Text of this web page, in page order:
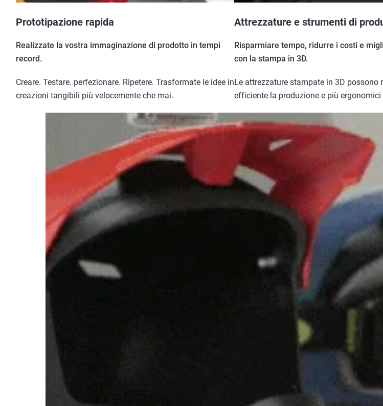
Prototipazione rapida
Realizzate la vostra immaginazione di prodotto in tempi
record.
Creare. Testare. perfezionare. Ripetere. Trasformate le idee in
creazioni tangibili più velocemente che mai.
Attrezzature e strumenti di
Risparmiare tempo, ridurre i costi e
con la stampa in 3D.
Le attrezzature stampate in 3D possono
efficiente la produzione e più